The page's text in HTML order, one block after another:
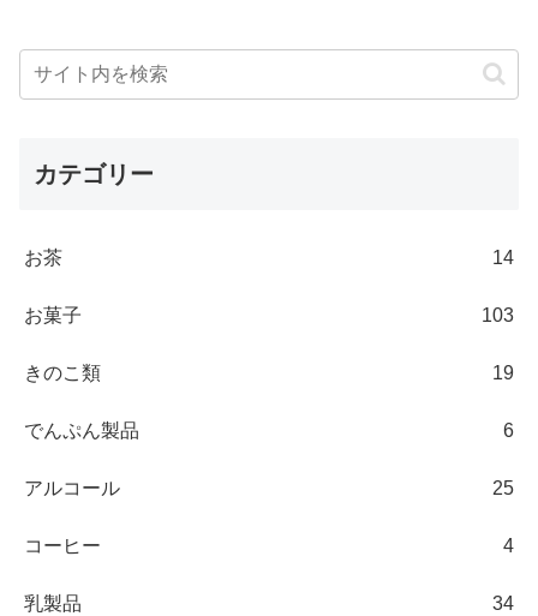
カテゴリー
お茶 14
お菓子 103
きのこ類 19
でんぷん製品 6
アルコール 25
コーヒー 4
乳製品 34